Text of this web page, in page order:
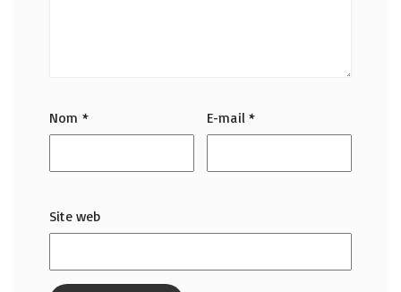
Nom * E-mail*
Site web